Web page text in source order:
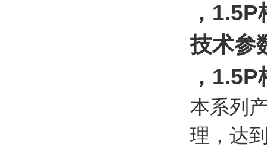
，
技术参
，
本系列
理，达